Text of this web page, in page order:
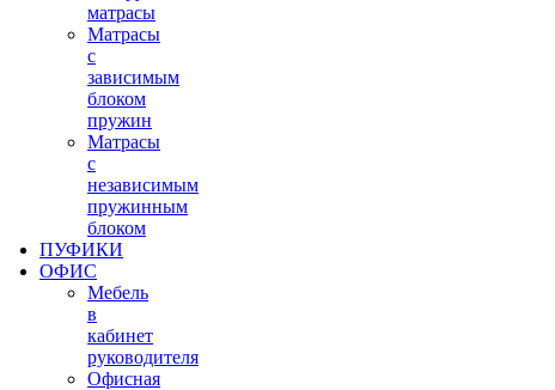
матрасы
Матрасы
с
зависимым
блоком
пружин
Матрасы
с
независимым
пружинным
блоком
ПУФИКИ
ОФИС
Мебель
в
кабинет
руководителя
Офисная